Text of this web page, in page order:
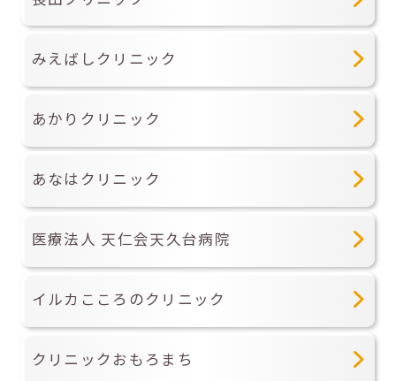
みえばしクリニック
あかりクリニック
あなはクリニック
医療法人 天仁会天久台病院
イルカこころのクリニック
クリニックおもろまち